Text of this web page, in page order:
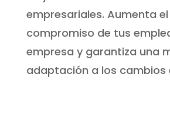
empresariales. Aumenta el
compromiso de tus
empresa y garantiza una
adaptación a los cambios